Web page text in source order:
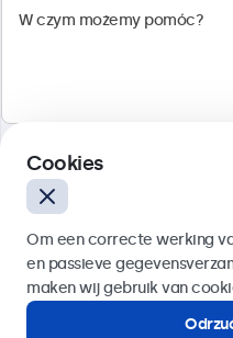
Polski
Lub zadzwoń pod
Potrzebujesz pomocy?
Cookies
Om een correcte werking
en passieve
maken wij gebruik van